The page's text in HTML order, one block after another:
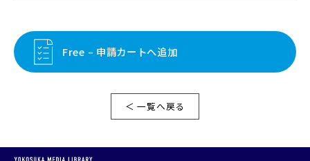
Free – 申請カートへ追加
＜ 一覧へ戻る